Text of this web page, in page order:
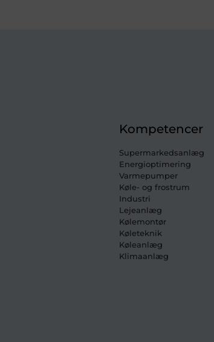
Kompetencer
Supermarkedsanlæg
Energioptimering
Varmepumper
Køle- og frostrum
Industri
Lejeanlæg
Kølemontør
Køleteknik
Køleanlæg
Klimaanlæg